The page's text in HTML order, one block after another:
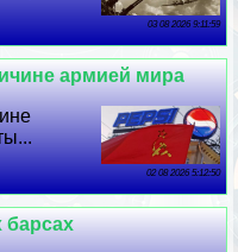
03 08 2026 9:11:59
армией мира
02 08 2026 5:12:50